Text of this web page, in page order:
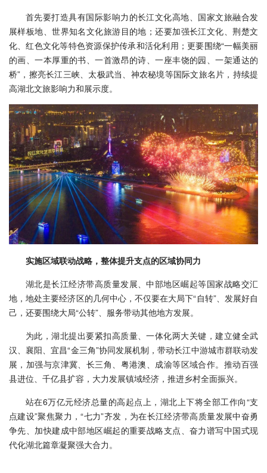
首先要打造具有国际影响力的长江文化高地、国家文旅融合发
展样板地、世界知名文化旅游目的地；还要加强长江文化、荆楚文
化、红色文化等特色资源保护传承和活化利用；更要围绕“一幅美丽
的画、一本厚重的书、一首激昂的诗、一座丰饶的园、一架通达的
桥”，擦亮长江三峡、太极武当、神农秘境等国际文旅名片，持续提
高湖北文旅影响力和展示度。
实施区域联动战略，整体提升支点的区域协同力
湖北是长江经济带高质量发展、中部地区崛起等国家战略交汇
地，地处主要经济区的几何中心，不仅要在大局下“自转”、发展好自
己，还要围绕大局“公转”、服务带动其他地方发展。
为此，湖北提出要紧扣高质量、一体化两大关键，建立健全武
汉、襄阳、宜昌“金三角”协同发展机制，带动长江中游城市群联动发
展，加强与京津冀、长三角、粤港澳、成渝等区域合作。推动百强
县进位、千亿县扩容，大力发展镇域经济，推进乡村全面振兴。
站在6万亿元经济总量的高起点上，湖北上下将全部工作向“支
点建设”聚焦聚力，“七力”齐发，为在长江经济带高质量发展中奋勇
争先、加快建成中部地区崛起的重要战略支点、奋力谱写中国式现
代化湖北篇章凝聚强大合力。